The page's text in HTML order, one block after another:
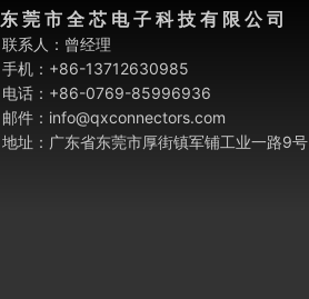
东 莞 市 全 芯 电 子 科 技 有 限 公 司
联系人：曾经理
手机：+86-13712630985
电话：+86-0769-85996936
邮件：info@qxconnectors.com
地址：广东省东莞市厚街镇军铺工业一路9号